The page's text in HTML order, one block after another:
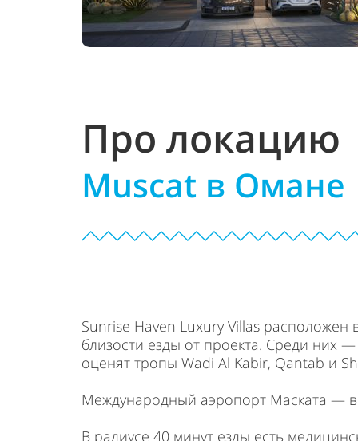
Про локацию
Muscat в Омане
Sunrise Haven Luxury Villas
близости езды от проекта. Среди них
оценят тропы Wadi Al Kabir, Qantab и
Международный аэропорт Маската —
В радиусе 40 минут езды есть